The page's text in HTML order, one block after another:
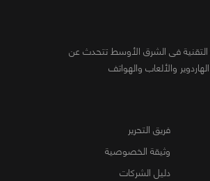
التقنية فى الشرق الأوسط تتحدث عن
والألعاب والهواتف
فريق التحرير
وثيقة الخصوصية
دليل الشركات